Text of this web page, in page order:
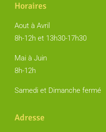
Horaires
Aout à Avril
8h-12h et 13h30-17h30
Mai à Juin
8h-12h
Samedi et Dimanche fermé
Adresse